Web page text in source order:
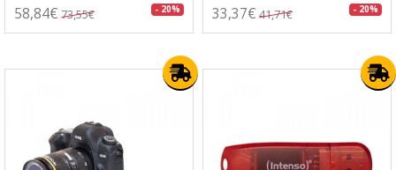
58,84€ 73,55€ - 20% 33,37€ 41,71€ - 20%